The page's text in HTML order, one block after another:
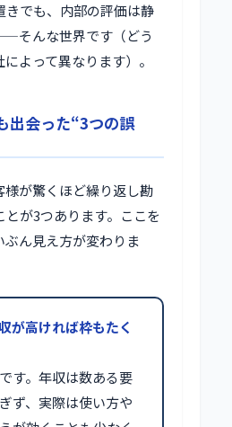
きでも、内部の評価は静
そんな世界です（どう
よって異なります）。
出会った“3つの誤
様が驚くほど繰り返し勘
とが3つあります。ここを
ん見え方が変わりま
が高ければ枠もたく
す。年収は数ある要
ず、実際は使い方や